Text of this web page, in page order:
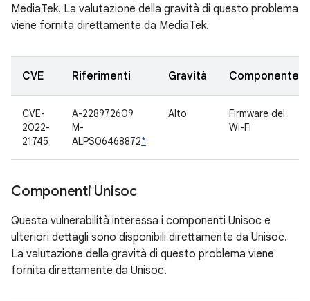
MediaTek. La valutazione della gravità di questo problema
viene fornita direttamente da MediaTek.
CVE Riferimenti Gravità Componente
CVE-
2022-
21745
A-228972609
M-
ALPS06468872*
Alto
Firmware del
Wi-Fi
Componenti Unisoc
Questa vulnerabilità interessa i componenti Unisoc e
ulteriori dettagli sono disponibili direttamente da Unisoc.
La valutazione della gravità di questo problema viene
fornita direttamente da Unisoc.